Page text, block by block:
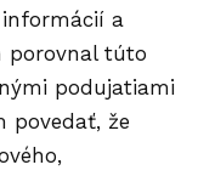
a
porovnal túto
podujatiami
povedať, že